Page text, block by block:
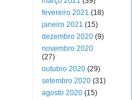
fevereiro 2021 (18)
janeiro 2021 (15)
dezembro 2020 (9)
novembro 2020
(27)
outubro 2020 (29)
setembro 2020 (31)
agosto 2020 (15)